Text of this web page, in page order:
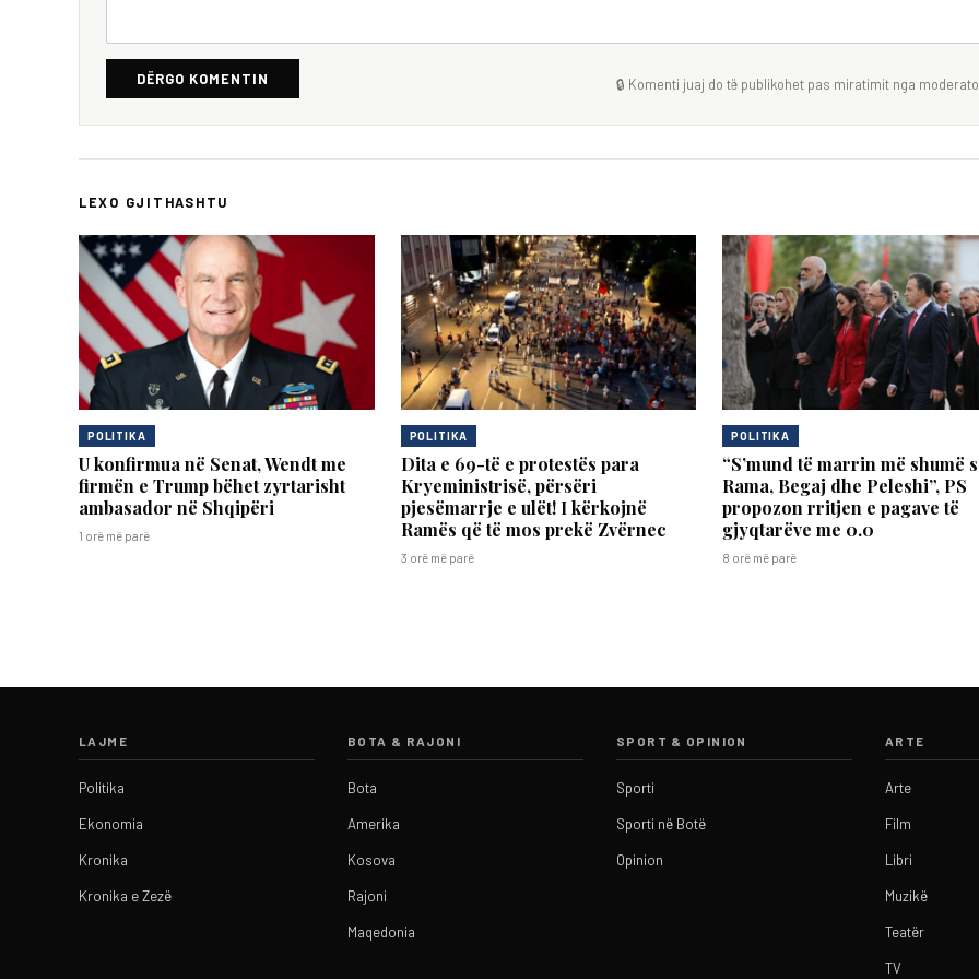
DËRGO KOMENTIN 🔒 Komenti juaj do të publikohet pas miratimit nga
LEXO GJITHASHTU
POLITIKA
U konfirmua në Senat, Wendt me
firmën e Trump bëhet zyrtarisht
ambasador në Shqipëri
1 orë më parë
POLITIKA
Dita e 69-të e protestës para
Kryeministrisë, përsëri
pjesëmarrje e ulët! I kërkojnë
Ramës që të mos prekë Zvërnec
3 orë më parë
POLITIKA
“S’mund të marrin më shumë
Rama, Begaj dhe Peleshi”, PS
propozon rritjen e pagave të
gjyqtarëve me 0.0
8 orë më parë
LAJME
Politika
Ekonomia
Kronika
Kronika e Zezë
BOTA & RAJONI
Bota
Amerika
Kosova
Rajoni
Maqedonia
SPORT & OPINION
Sporti
Sporti në Botë
Opinion
ARTE
Arte
Film
Libri
Muzikë
Teatër
TV